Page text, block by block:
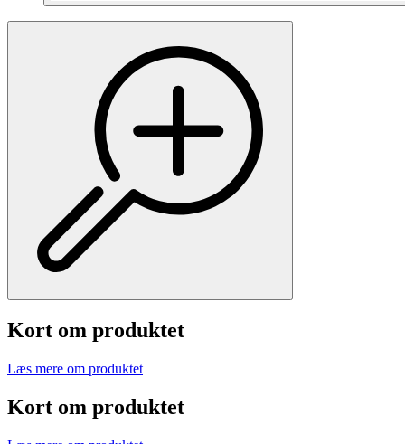
Kort om produktet
Læs mere om produktet
Kort om produktet